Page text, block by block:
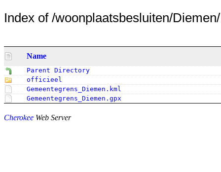
Index of /woonplaatsbesluiten/Diemen/
Name
Parent Directory
officieel
Gemeentegrens_Diemen.kml
Gemeentegrens_Diemen.gpx
Cherokee Web Server